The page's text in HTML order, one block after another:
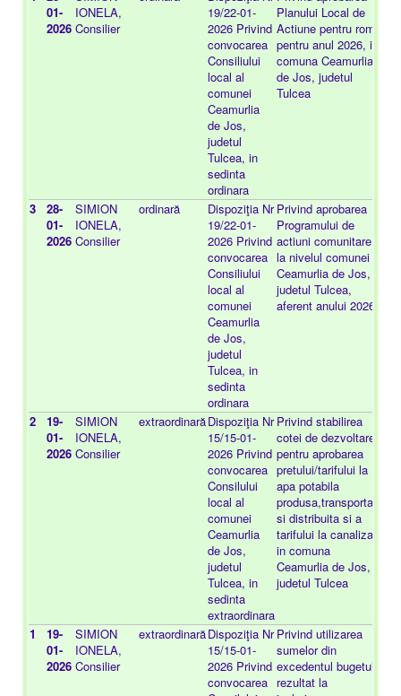
01-
2026
IONELA,
Consilier
19/22-01-
2026 Privind
convocarea
Consiliului
local al
comunei
Ceamurlia
de Jos,
judetul
Tulcea, in
sedinta
ordinara
Planului Local de
Actiune pentru romi,
pentru anul 2026, in
comuna Ceamurlia
de Jos, judetul
Tulcea
3
28-
01-
2026
SIMION
IONELA,
Consilier
ordinară
Dispoziţia Nr
19/22-01-
2026 Privind
convocarea
Consiliului
local al
comunei
Ceamurlia
de Jos,
judetul
Tulcea, in
sedinta
ordinara
Privind aprobarea
Programului de
actiuni comunitare
la nivelul comunei
Ceamurlia de Jos,
judetul Tulcea,
aferent anului 2026
2
19-
01-
2026
SIMION
IONELA,
Consilier
extraordinarăDispoziţia Nr
15/15-01-
2026 Privind
convocarea
Consilului
local al
comunei
Ceamurlia
de Jos,
judetul
Tulcea, in
sedinta
extraordinara
Privind stabilirea
cotei de dezvoltare
pentru aprobarea
pretului/tarifului la
apa potabila
produsa,transportata
si distribuita si a
tarifului la canalizare
in comuna
Ceamurlia de Jos,
judetul Tulcea
1
19-
01-
2026
SIMION
IONELA,
Consilier
extraordinarăDispoziţia Nr
15/15-01-
2026 Privind
convocarea
Privind utilizarea
sumelor din
excedentul bugetului
rezultat la